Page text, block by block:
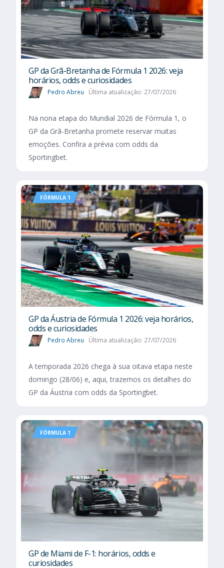
GP da Grã-Bretanha de Fórmula 1 2026: veja
horários, odds e curiosidades
Pedro Abreu Última atualização: 27/07/2026
Na nona etapa do Mundial 2026 de Fórmula 1, o
GP da Grã-Bretanha promete reservar muitas
emoções. Confira a prévia com odds da
Sportingbet.
FÓRMULA 1
GP da Áustria de Fórmula 1 2026: veja horários,
odds e curiosidades
Pedro Abreu Última atualização: 27/07/2026
A temporada 2026 chega à sua oitava etapa neste
domingo (28/06) e, aqui, trazemos os detalhes do
GP da Áustria com odds da Sportingbet.
FÓRMULA 1
GP de Miami de F-1: horários, odds e
curiosidades